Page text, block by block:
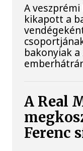
A
kikapott a
bakonyiak
A Real
Ferenc